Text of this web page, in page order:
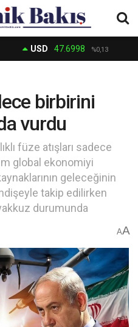
USD 47.6998 %0,13
birbirini
vurdu
füze atışları sadece
global ekonomiyi
geleceğinin
takip edilirken
durumunda
AA